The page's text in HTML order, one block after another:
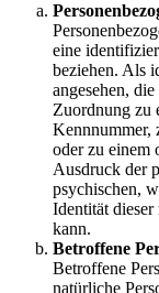
eine
beziehen. Als
angesehen,
Zuordnung zu
Kennnummer,
oder zu einem
Ausdruck der
psychischen,
Identität
kann.
Betroffene
Betroffene
natürliche